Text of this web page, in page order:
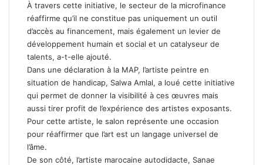
À travers cette initiative, le secteur de la microfinance
réaffirme qu’il ne constitue pas uniquement un outil
d’accès au financement, mais également un levier de
développement humain et social et un catalyseur de
talents, a-t-elle ajouté.
Dans une déclaration à la MAP, l’artiste peintre en
situation de handicap, Salwa Amlal, a loué cette initiative
qui permet de donner la visibilité à ces œuvres mais
aussi tirer profit de l’expérience des artistes exposants.
Pour cette artiste, le salon représente une occasion
pour réaffirmer que l’art est un langage universel de
l’âme.
De son côté, l’artiste marocaine autodidacte, Sanae